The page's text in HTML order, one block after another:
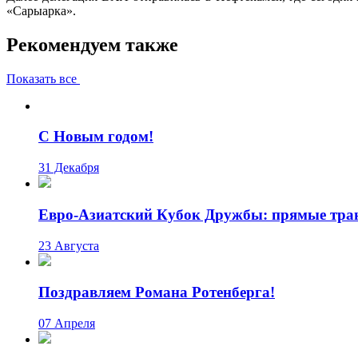
«Сарыарка».
Рекомендуем также
Показать все
C Новым годом!
31 Декабря
Евро-Азиатский Кубок Дружбы: прямые
23 Августа
Поздравляем Романа Ротенберга!
07 Апреля